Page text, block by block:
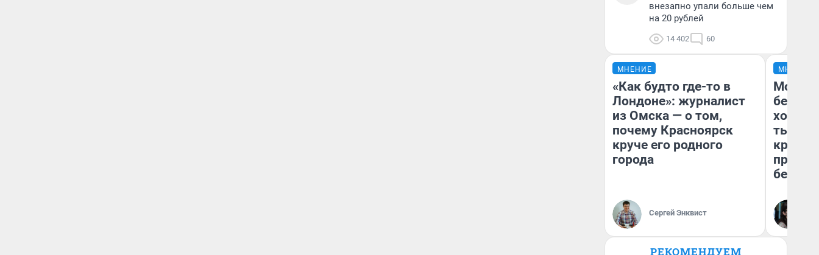
внезапно упали больше чем
на 20 рублей
14 402 60
МНЕНИЕ
«Как будто где-то в
Лондоне»: журналист
из Омска — о том,
почему Красноярск
круче его родного
города
Сергей Энквист
МНЕНИЕ
Мой
хотела
тысяч,
РЕКОМЕНДУЕМ